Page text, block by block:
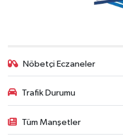
Nöbetçi Eczaneler
Trafik Durumu
Tüm Manşetler